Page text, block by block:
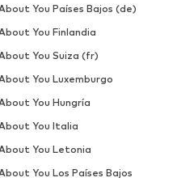
You Países Bajos (de)
You Finlandia
You Suiza (fr)
You Luxemburgo
You Hungría
You Italia
You Letonia
You Los Países Bajos